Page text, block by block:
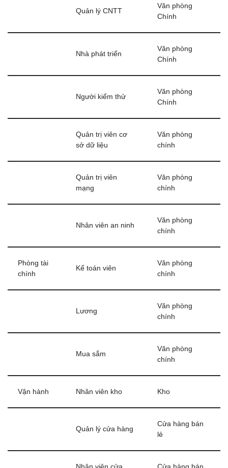
Quản lý CNTT
Văn phòng
Chính
Nhà phát triển
Văn phòng
Chính
Người kiểm thử
Văn phòng
Chính
Quản trị viên cơ
sở dữ liệu
Văn phòng
chính
Quản trị viên
mạng
Văn phòng
chính
Nhân viên an ninh
Văn phòng
chính
Phòng tài
chính
Kế toán viên
Văn phòng
chính
Lương
Văn phòng
chính
Mua sắm
Văn phòng
chính
Vận hành Nhân viên kho Kho
Quản lý cửa hàng
Cửa hàng bán
lẻ